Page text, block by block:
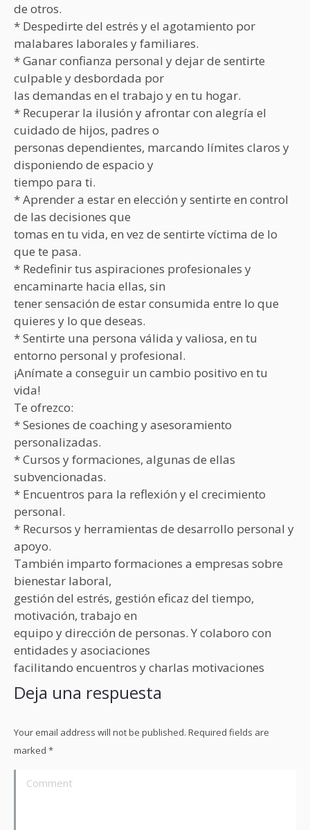
de otros.
* Despedirte del estrés y el agotamiento por
malabares laborales y familiares.
* Ganar confianza personal y dejar de sentirte
culpable y desbordada por
las demandas en el trabajo y en tu hogar.
* Recuperar la ilusión y afrontar con alegría el
cuidado de hijos, padres o
personas dependientes, marcando límites claros y
disponiendo de espacio y
tiempo para ti.
* Aprender a estar en elección y sentirte en control
de las decisiones que
tomas en tu vida, en vez de sentirte víctima de lo
que te pasa.
* Redefinir tus aspiraciones profesionales y
encaminarte hacia ellas, sin
tener sensación de estar consumida entre lo que
quieres y lo que deseas.
* Sentirte una persona válida y valiosa, en tu
entorno personal y profesional.
¡Anímate a conseguir un cambio positivo en tu
vida!
Te ofrezco:
* Sesiones de coaching y asesoramiento
personalizadas.
* Cursos y formaciones, algunas de ellas
subvencionadas.
* Encuentros para la reflexión y el crecimiento
personal.
* Recursos y herramientas de desarrollo personal y
apoyo.
También imparto formaciones a empresas sobre
bienestar laboral,
gestión del estrés, gestión eficaz del tiempo,
motivación, trabajo en
equipo y dirección de personas. Y colaboro con
entidades y asociaciones
facilitando encuentros y charlas motivaciones
Deja una respuesta
Your email address will not be published. Required fields are
marked *
Comment